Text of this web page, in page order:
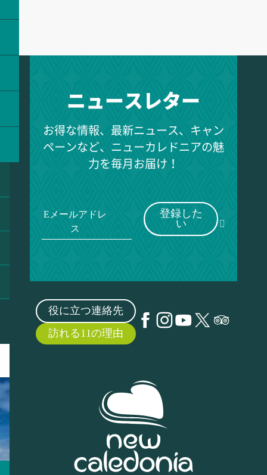
ニュースレター
お得な情報、最新ニュース、キャン
ペーンなど、ニューカレドニアの魅
力を毎月お届け！
Eメールアドレ
ス
登録した
い
役に立つ連絡先
訪れる11の理由